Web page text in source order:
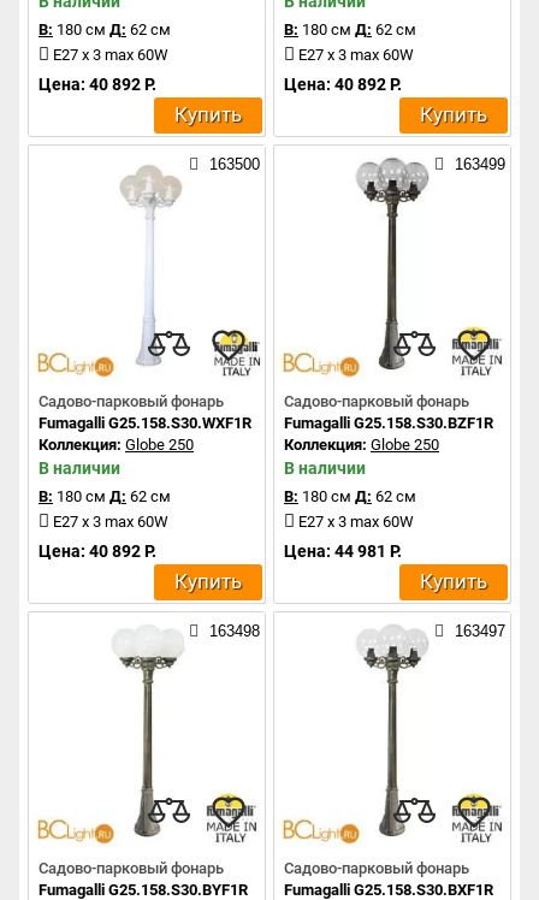
В: 180 см Д: 62 см
E27 x 3 max 60W
Цена: 40 892 Р.
Купить
В: 180 см Д: 62 см
E27 x 3 max 60W
Цена: 40 892 Р.
Купить
163500
Садово-парковый фонарь
Fumagalli G25.158.S30.WXF1R
Коллекция: Globe 250
В наличии
В: 180 см Д: 62 см
E27 x 3 max 60W
Цена: 40 892 Р.
Купить
163499
Садово-парковый фонарь
Fumagalli G25.158.S30.BZF1R
Коллекция: Globe 250
В наличии
В: 180 см Д: 62 см
E27 x 3 max 60W
Цена: 44 981 Р.
Купить
163498
Садово-парковый фонарь
Fumagalli G25.158.S30.BYF1R
163497
Садово-парковый фонарь
Fumagalli G25.158.S30.BXF1R